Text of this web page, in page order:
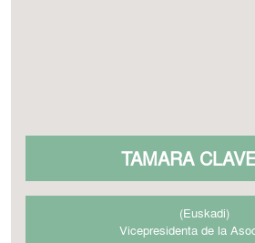
TAMARA
(Euskadi)
Vicepresidenta de la